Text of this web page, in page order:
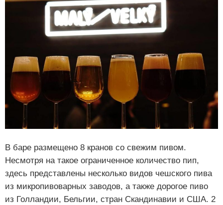
В баре размещено 8 кранов со свежим пивом.
Несмотря на такое ограниченное количество пип,
здесь представлены несколько видов чешского пива
из микропивоварных заводов, а также дорогое пиво
из Голландии, Бельгии, стран Скандинавии и США. 2